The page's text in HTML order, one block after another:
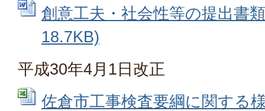
創意工夫・社会性等の提出書
18.7KB)
平成30年4月1日改正
佐倉市工事検査要綱に関する